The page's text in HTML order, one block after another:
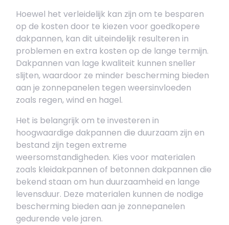
Hoewel het verleidelijk kan zijn om te besparen
op de kosten door te kiezen voor goedkopere
dakpannen, kan dit uiteindelijk resulteren in
problemen en extra kosten op de lange termijn.
Dakpannen van lage kwaliteit kunnen sneller
slijten, waardoor ze minder bescherming bieden
aan je zonnepanelen tegen weersinvloeden
zoals regen, wind en hagel.
Het is belangrijk om te investeren in
hoogwaardige dakpannen die duurzaam zijn en
bestand zijn tegen extreme
weersomstandigheden. Kies voor materialen
zoals kleidakpannen of betonnen dakpannen die
bekend staan om hun duurzaamheid en lange
levensduur. Deze materialen kunnen de nodige
bescherming bieden aan je zonnepanelen
gedurende vele jaren.